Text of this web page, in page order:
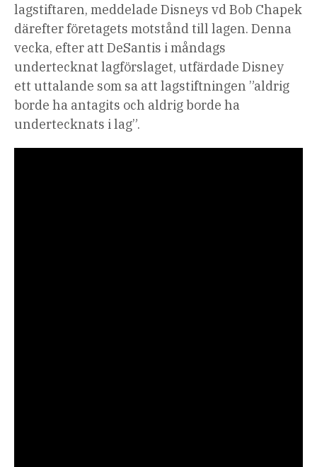
lagstiftaren, meddelade Disneys vd Bob Chapek
därefter företagets motstånd till lagen. Denna
vecka, efter att DeSantis i måndags
undertecknat lagförslaget, utfärdade Disney
ett uttalande som sa att lagstiftningen ”aldrig
borde ha antagits och aldrig borde ha
undertecknats i lag”.